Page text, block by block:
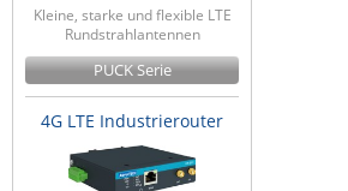
WATTECO
Westermo
Yuasa
ZPE Systems
Kleine, starke und flexible LTE
Rundstrahlantennen
PUCK Serie
4G LTE Industrierouter